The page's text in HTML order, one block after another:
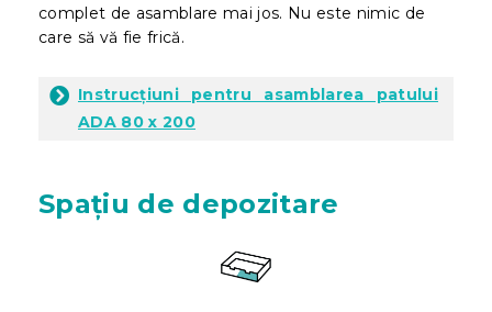
complet de asamblare mai jos. Nu este nimic de
care să vă fie frică.
Instrucțiuni pentru asamblarea patului
ADA 80 x 200
Spațiu de depozitare